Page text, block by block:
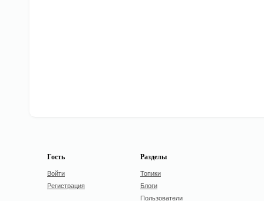
Гость
Войти
Регистрация
Разделы
Топики
Блоги
Пользователи